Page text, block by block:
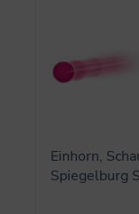
Einhorn,
Spiegelburg